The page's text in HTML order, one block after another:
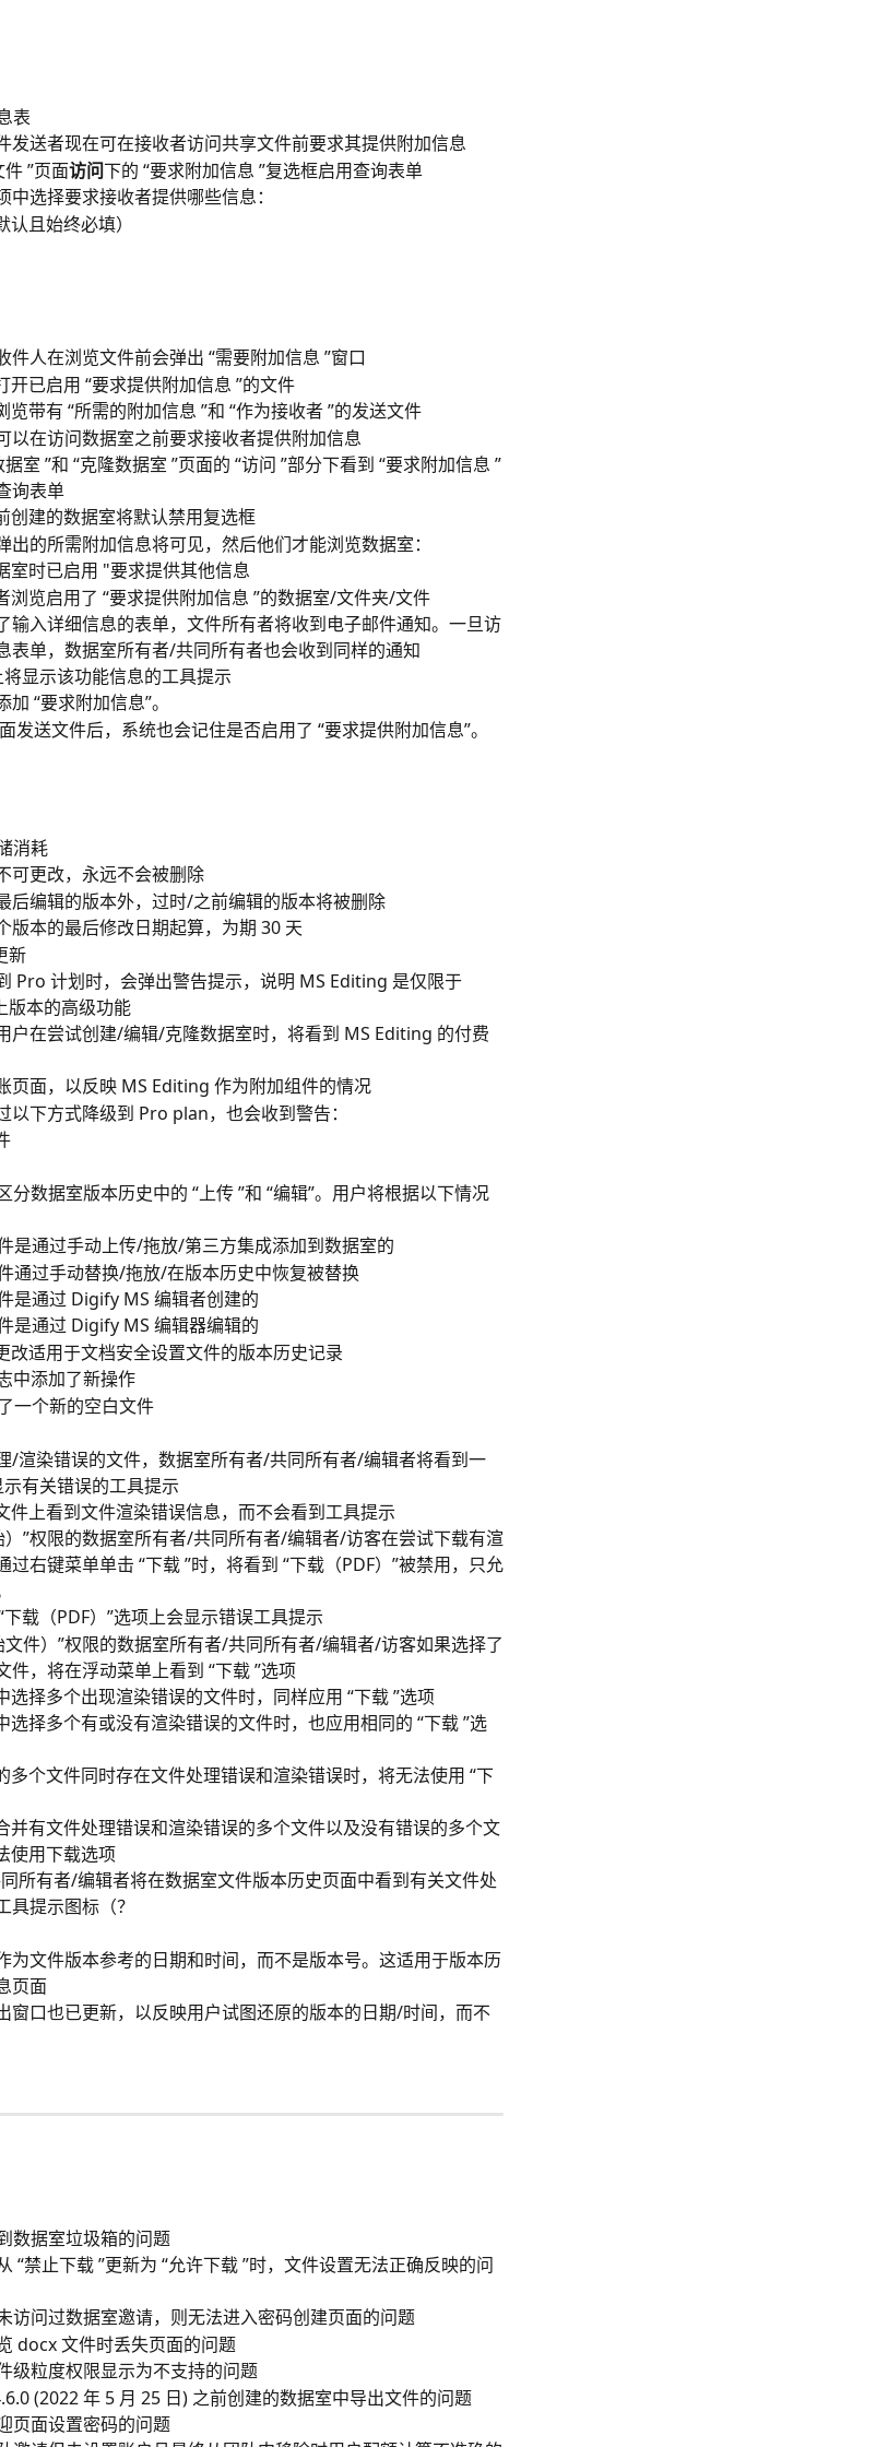
表
发送者现在可在接收者访问共享文件前要求其提供附加信息
”页面访问下的 “要求附加信息 ”复选框启用查询表单
中选择要求接收者提供哪些信息：
认且始终必填）
件人在浏览文件前会弹出 “需要附加信息 ”窗口
开已启用 “要求提供附加信息 ”的文件
览带有 “所需的附加信息 ”和 “作为接收者 ”的发送文件
以在访问数据室之前要求接收者提供附加信息
室 ”和 “克隆数据室 ”页面的 “访问 ”部分下看到 “要求附加信息 ”
询表单
创建的数据室将默认禁用复选框
出的所需附加信息将可见，然后他们才能浏览数据室：
室时已启用 "要求提供其他信息
浏览启用了 “要求提供附加信息 ”的数据室/文件夹/文件
输入详细信息的表单，文件所有者将收到电子邮件通知。一旦访
表单，数据室所有者/共同所有者也会收到同样的通知
显示该功能信息的工具提示
“要求附加信息”。
发送文件后，系统也会记住是否启用了 “要求提供附加信息”。
消耗
可更改，永远不会被删除
后编辑的版本外，过时/之前编辑的版本将被删除
版本的最后修改日期起算，为期 30 天
新
Pro 计划时，会弹出警告提示，说明 MS Editing 是仅限于
版本的高级功能
户在尝试创建/编辑/克隆数据室时，将看到 MS Editing 的付费
页面，以反映 MS Editing 作为附加组件的情况
以下方式降级到 Pro plan，也会收到警告：
分数据室版本历史中的 “上传 ”和 “编辑”。用户将根据以下情况
是通过手动上传/拖放/第三方集成添加到数据室的
通过手动替换/拖放/在版本历史中恢复被替换
是通过 Digify MS 编辑者创建的
是通过 Digify MS 编辑器编辑的
改适用于文档安全设置文件的版本历史记录
中添加了新操作
一个新的空白文件
/渲染错误的文件，数据室所有者/共同所有者/编辑者将看到一
有关错误的工具提示
件上看到文件渲染错误信息，而不会看到工具提示
）”权限的数据室所有者/共同所有者/编辑者/访客在尝试下载有渲
过右键菜单单击 “下载 ”时，将看到 “下载（PDF）”被禁用，只允
下载（PDF）”选项上会显示错误工具提示
文件）”权限的数据室所有者/共同所有者/编辑者/访客如果选择了
件，将在浮动菜单上看到 “下载 ”选项
选择多个出现渲染错误的文件时，同样应用 “下载 ”选项
选择多个有或没有渲染错误的文件时，也应用相同的 “下载 ”选
多个文件同时存在文件处理错误和渲染错误时，将无法使用 “下
并有文件处理错误和渲染错误的多个文件以及没有错误的多个文
使用下载选项
所有者/编辑者将在数据室文件版本历史页面中看到有关文件处
具提示图标（？
为文件版本参考的日期和时间，而不是版本号。这适用于版本历
页面
窗口也已更新，以反映用户试图还原的版本的日期/时间，而不
数据室垃圾箱的问题
“禁止下载 ”更新为 “允许下载 ”时，文件设置无法正确反映的问
访问过数据室邀请，则无法进入密码创建页面的问题
docx 文件时丢失页面的问题
级粒度权限显示为不支持的问题
(2022 年 5 月 25 日) 之前创建的数据室中导出文件的问题
页面设置密码的问题